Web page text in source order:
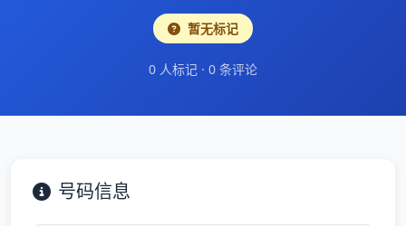
暂无标记
0 人标记 · 0 条评论
号码信息